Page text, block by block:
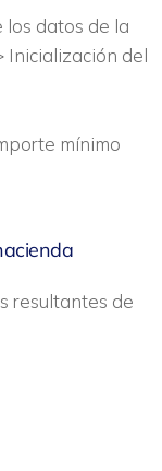
los datos de la
Inicialización del
mínimo
resultantes de